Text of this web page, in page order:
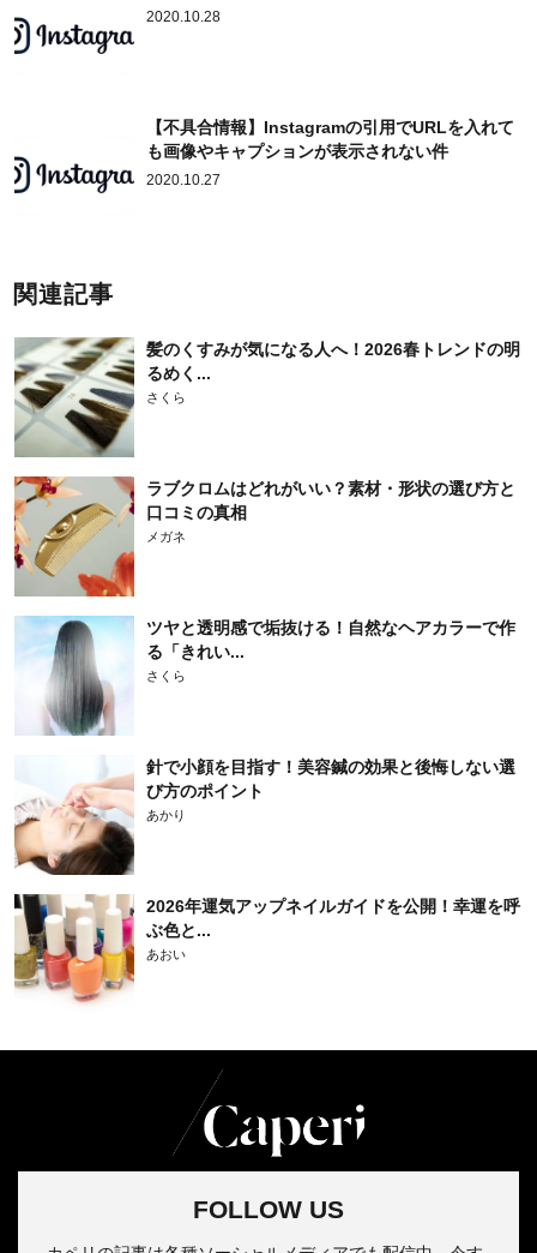
2020.10.28
【不具合情報】Instagramの引用でURLを入れて
も画像やキャプションが表示されない件
2020.10.27
関連記事
髪のくすみが気になる人へ！2026春トレンドの明
るめく...
さくら
ラブクロムはどれがいい？素材・形状の選び方と
口コミの真相
メガネ
ツヤと透明感で垢抜ける！自然なヘアカラーで作
る「きれい...
さくら
針で小顔を目指す！美容鍼の効果と後悔しない選
び方のポイント
あかり
2026年運気アップネイルガイドを公開！幸運を呼
ぶ色と...
あおい
FOLLOW US